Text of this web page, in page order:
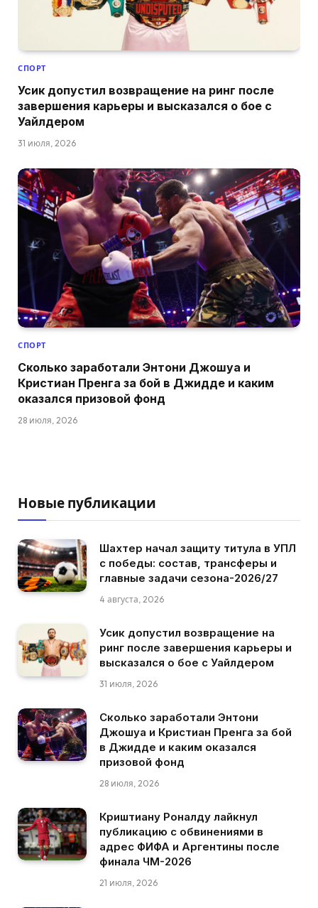
СПОРТ
Усик допустил возвращение на ринг после
завершения карьеры и высказался о бое с
Уайлдером
31 июля, 2026
СПОРТ
Сколько заработали Энтони Джошуа и
Кристиан Пренга за бой в Джидде и каким
оказался призовой фонд
28 июля, 2026
Новые публикации
Шахтер начал защиту титула в УПЛ
с победы: состав, трансферы и
главные задачи сезона-2026/27
4 августа, 2026
Усик допустил возвращение на
ринг после завершения карьеры и
высказался о бое с Уайлдером
31 июля, 2026
Сколько заработали Энтони
Джошуа и Кристиан Пренга за бой
в Джидде и каким оказался
призовой фонд
28 июля, 2026
Криштиану Роналду лайкнул
публикацию с обвинениями в
адрес ФИФА и Аргентины после
финала ЧМ-2026
21 июля, 2026